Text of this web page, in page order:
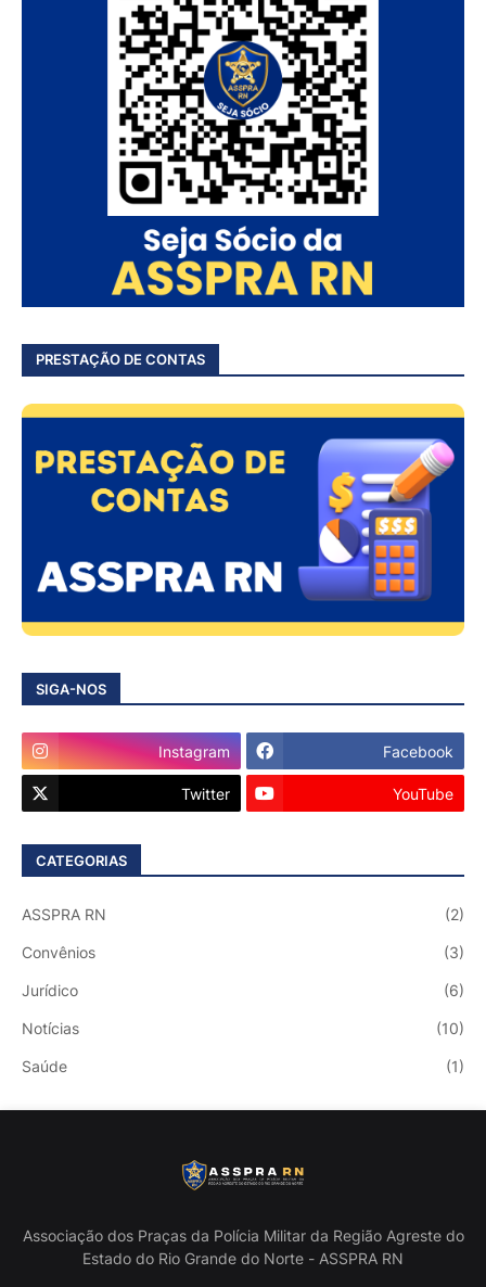
PRESTAÇÃO DE CONTAS
SIGA-NOS
Instagram Facebook
Twitter YouTube
CATEGORIAS
ASSPRA RN (2)
Convênios (3)
Jurídico (6)
Notícias (10)
Saúde (1)
Associação dos Praças da Polícia Militar da Região Agreste do
Estado do Rio Grande do Norte - ASSPRA RN